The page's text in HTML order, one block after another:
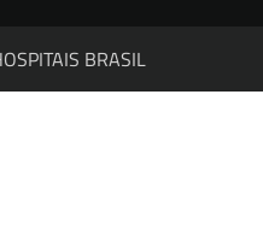
BRASIL